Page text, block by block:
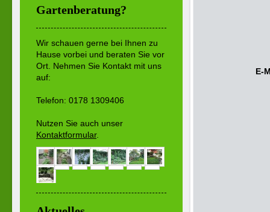
E-
Gartenberatung?
Wir schauen gerne bei Ihnen zu
Hause vorbei und beraten Sie vor
Ort. Nehmen Sie Kontakt mit uns
auf:
Telefon: 0178 1309406
Nutzen Sie auch unser
Kontaktformular.